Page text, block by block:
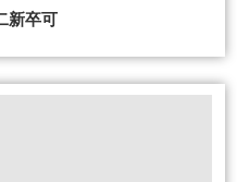
新卒可